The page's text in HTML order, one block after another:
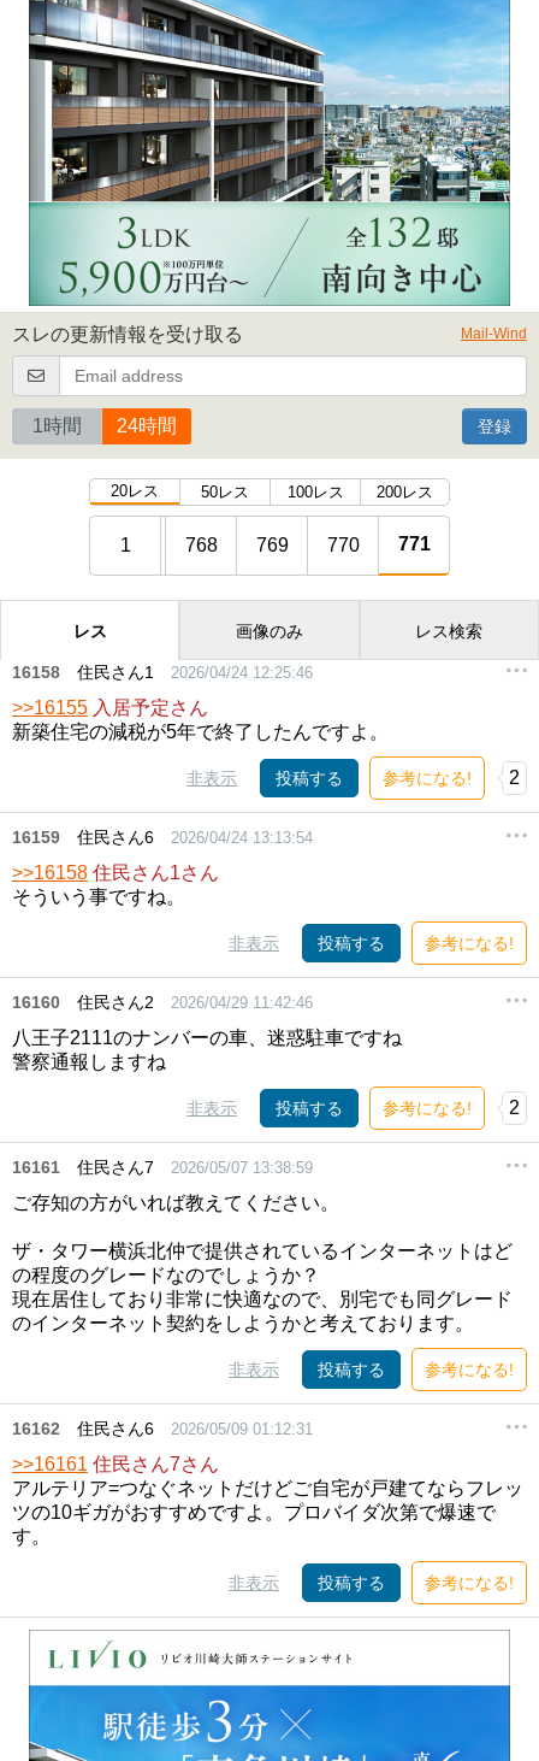
スレの更新情報を受け取る Mail-Wind
1時間 24時間 登録
20レス 50レス 100レス 200レス
1 768 769 770 771
レス 画像のみ レス検索
16158 住民さん1 2026/04/24 12:25:46
>>16155 入居予定さん
新築住宅の減税が5年で終了したんですよ。
非表示 投稿する 参考になる! 2
16159 住民さん6 2026/04/24 13:13:54
>>16158 住民さん1さん
そういう事ですね。
非表示 投稿する 参考になる!
16160 住民さん2 2026/04/29 11:42:46
八王子2111のナンバーの車、迷惑駐車ですね
警察通報しますね
非表示 投稿する 参考になる! 2
16161 住民さん7 2026/05/07 13:38:59
ご存知の方がいれば教えてください。
ザ・タワー横浜北仲で提供されているインターネットはど
の程度のグレードなのでしょうか？
現在居住しており非常に快適なので、別宅でも同グレード
のインターネット契約をしようかと考えております。
非表示 投稿する 参考になる!
16162 住民さん6 2026/05/09 01:12:31
>>16161 住民さん7さん
アルテリア=つなぐネットだけどご自宅が戸建てならフレッ
ツの10ギガがおすすめですよ。プロバイダ次第で爆速で
す。
非表示 投稿する 参考になる!